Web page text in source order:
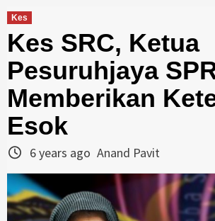
Kes
Kes SRC, Ketua
Pesuruhjaya
Memberikan
Esok
6 years ago Anand Pavit